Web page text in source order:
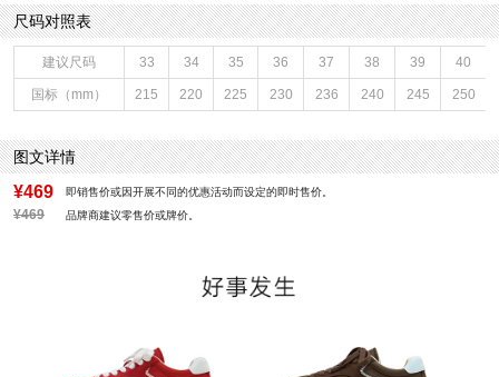
上市时间：2026年春季
鞋底材质：橡胶底
筒高数值：无
里料材质：网布
靴筒内里材质：织物面料
色系：咖色
鞋类流行款式：休闲鞋
流行元素：复古,生活休闲
风格：休闲
闭合方式：系带
尺码对照表
建议尺码 33 34 35 36 37 38 39 40
国标（mm） 215 220 225 230 236 240 245 250
图文详情
¥469 即销售价或因开展不同的优惠活动而设定的即时售价。
¥469 品牌商建议零售价或牌价。